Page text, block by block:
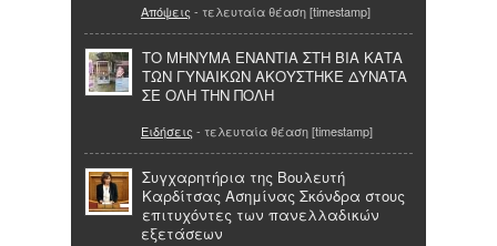
Απόψεις - τελευταία θέαση [timestamp]
ΤΟ ΜΗΝΥΜΑ ΕΝΑΝΤΙΑ ΣΤΗ ΒΙΑ ΚΑΤΑ
ΤΩΝ ΓΥΝΑΙΚΩΝ ΑΚΟΥΣΤΗΚΕ ΔΥΝΑΤΑ
ΣΕ ΟΛΗ ΤΗΝ ΠΟΛΗ
Ειδήσεις - τελευταία θέαση [timestamp]
Συγχαρητήρια της Βουλευτή
Καρδίτσας Ασημίνας Σκόνδρα στους
επιτυχόντες των πανελλαδικών
εξετάσεων